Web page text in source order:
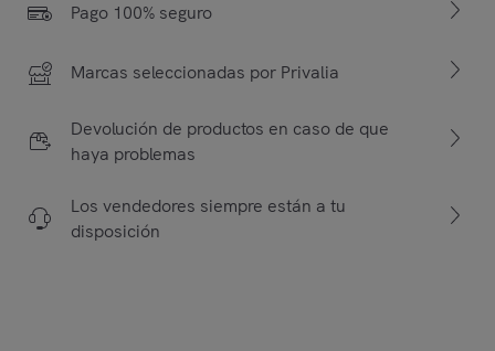
Pago 100% seguro
Marcas seleccionadas por Privalia
Devolución de productos en caso de que
haya problemas
Los vendedores siempre están a tu
disposición